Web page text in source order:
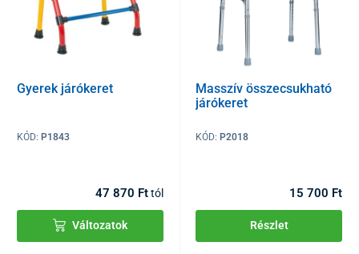
Gyerek járókeret
KÓD: P1843
47 870 Ft tól
Változatok
Masszív összecsukható
járókeret
KÓD:P2018
15 700 Ft
Részlet